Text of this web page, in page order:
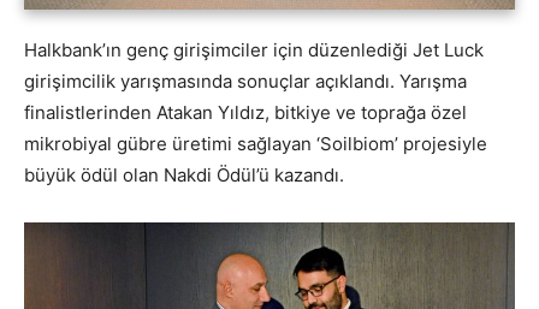
Halkbank’ın genç girişimciler için düzenlediği Jet Luck
girişimcilik yarışmasında sonuçlar açıklandı. Yarışma
finalistlerinden Atakan Yıldız, bitkiye ve toprağa özel
mikrobiyal gübre üretimi sağlayan ‘Soilbiom’ projesiyle
büyük ödül olan Nakdi Ödül’ü kazandı.